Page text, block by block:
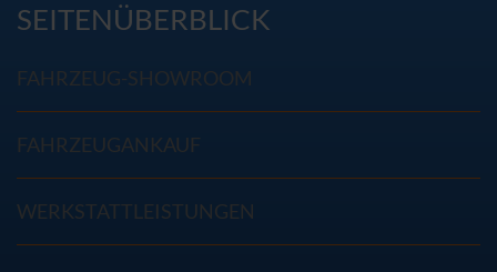
SEITENÜBERBLICK
FAHRZEUG-SHOWROOM
FAHRZEUGANKAUF
WERKSTATTLEISTUNGEN